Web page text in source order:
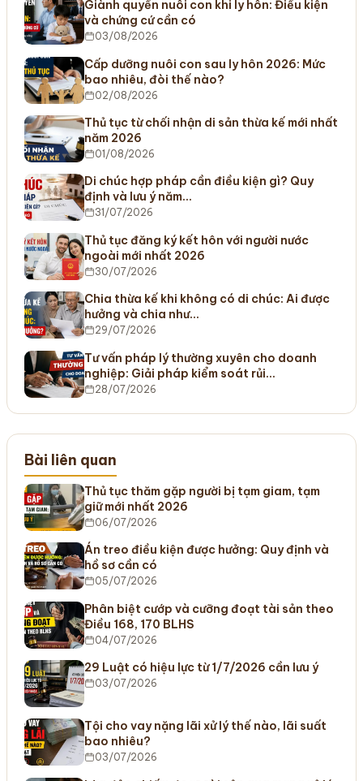
Giành quyền nuôi con khi ly hôn: Điều kiện
và chứng cứ cần có
03/08/2026
Cấp dưỡng nuôi con sau ly hôn 2026: Mức
bao nhiêu, đòi thế nào?
02/08/2026
Thủ tục từ chối nhận di sản thừa kế mới nhất
năm 2026
01/08/2026
Di chúc hợp pháp cần điều kiện gì? Quy
định và lưu ý năm…
31/07/2026
Thủ tục đăng ký kết hôn với người nước
ngoài mới nhất 2026
30/07/2026
Chia thừa kế khi không có di chúc: Ai được
hưởng và chia như…
29/07/2026
Tư vấn pháp lý thường xuyên cho doanh
nghiệp: Giải pháp kiểm soát rủi…
28/07/2026
Bài liên quan
Thủ tục thăm gặp người bị tạm giam, tạm
giữ mới nhất 2026
06/07/2026
Án treo điều kiện được hưởng: Quy định và
hồ sơ cần có
05/07/2026
Phân biệt cướp và cưỡng đoạt tài sản theo
Điều 168, 170 BLHS
04/07/2026
29 Luật có hiệu lực từ 1/7/2026 cần lưu ý
03/07/2026
Tội cho vay nặng lãi xử lý thế nào, lãi suất
bao nhiêu?
03/07/2026